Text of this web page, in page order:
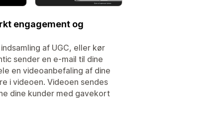
engagement og
af UGC, eller kør
sender en e-mail til dine
en videoanbefaling af dine
i videoen. Videoen sendes
dine kunder med gavekort